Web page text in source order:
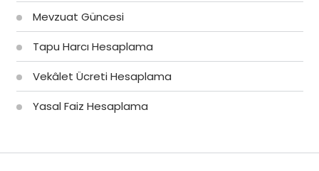
Mevzuat Güncesi
Tapu Harcı Hesaplama
Vekâlet Ücreti Hesaplama
Yasal Faiz Hesaplama